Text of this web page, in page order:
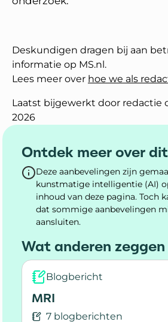
Deskundigen dragen bij aan
informatie op MS.nl.
Lees meer over hoe we als
Laatst bijgewerkt door redactie
2026
Ontdek meer over
Deze aanbevelingen zijn
kunstmatige intelligentie (AI)
inhoud van deze pagina. Toch
dat sommige aanbevelingen
aansluiten.
Wat anderen zeggen
Blogbericht
MRI
7 blogberichten